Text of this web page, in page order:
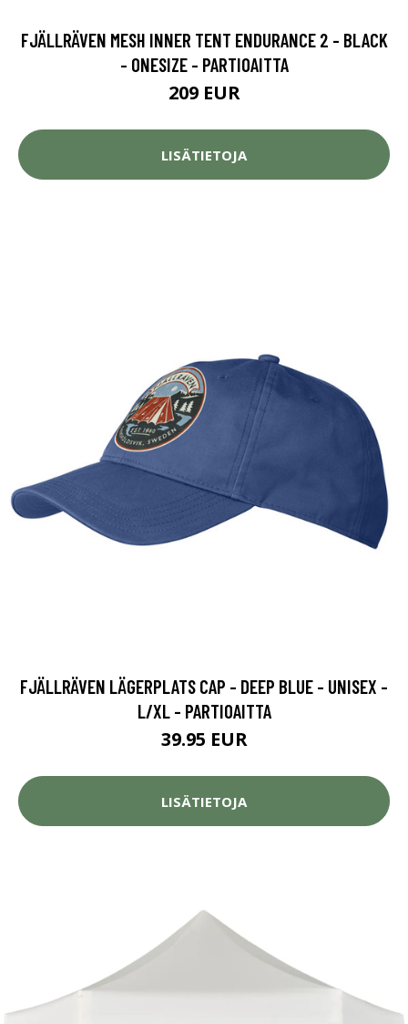
FJÄLLRÄVEN MESH INNER TENT ENDURANCE 2 - BLACK
- ONESIZE - PARTIOAITTA
209 EUR
LISÄTIETOJA
FJÄLLRÄVEN LÄGERPLATS CAP - DEEP BLUE - UNISEX -
L/XL - PARTIOAITTA
39.95 EUR
LISÄTIETOJA